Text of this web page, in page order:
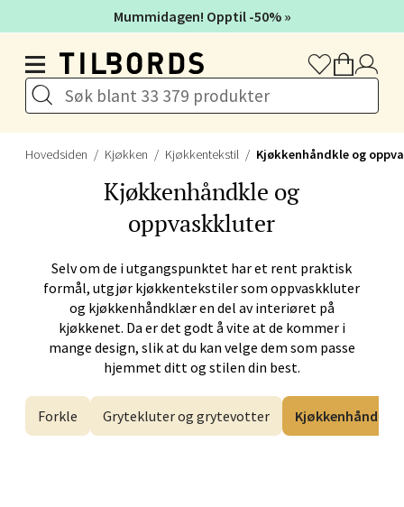
Hovedsiden Kjøkken Kjøkkentekstil Kjøkkenhåndkle og
Kjøkkenhåndkle og
oppvaskkluter
Selv om de i utgangspunktet har et rent praktisk
formål, utgjør kjøkkentekstiler som oppvaskkluter
og kjøkkenhåndklær en del av interiøret på
kjøkkenet. Da er det godt å vite at de kommer i
mange design, slik at du kan velge dem som passe
hjemmet ditt og stilen din best.
Forkle Grytekluter og grytevotter Kjøkkenhåndkle
Mummidagen! Opptil -50% »